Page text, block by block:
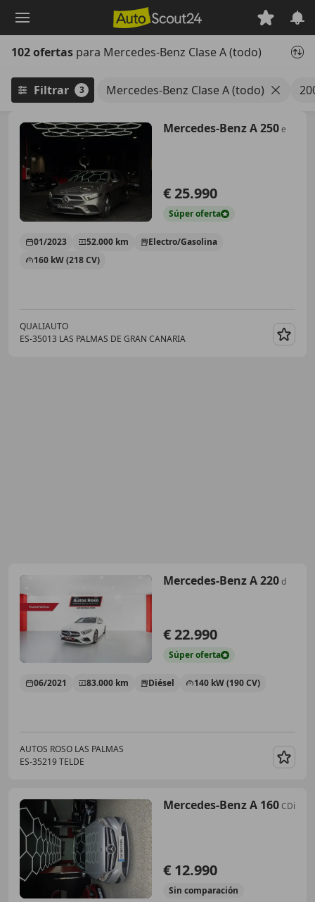
principal
102 ofertas para Mercedes-Benz Clase A (todo)
Filtrar 3 Mercedes-Benz Clase A (todo)
Mercedes-Benz A 250e
€ 25.990
Súperoferta
01/2023 52.000 km
Electro/Gasolina
160 kW (218 CV)
QUALIAUTO
ES-35013 LAS PALMAS DE GRAN CANARIA
Mercedes-Benz A 220d
€ 22.990
Súperoferta
06/2021 83.000 km Diésel 140 kW (190 CV)
AUTOS ROSO LAS PALMAS
ES-35219 TELDE
Mercedes-Benz A 160CDi
€ 12.990
Sin comparación